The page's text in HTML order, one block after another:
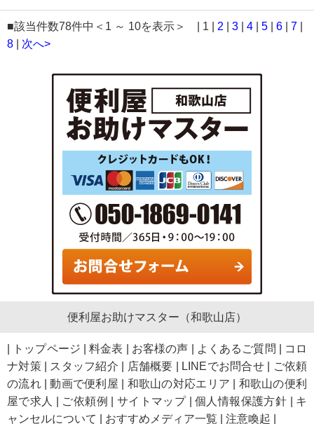
■該当件数78件中＜1 ～ 10を表示＞ | 1 | 2 3 4 5 6 7
8
次へ>
便利屋お助けマスター（和歌山店）
トップページ |料金表 お客様の声 よくあるご質問
コロ
ナ対策| スタッフ紹介 店舗概要 LINEでお問合せ|
ご依頼
の流れ|動画で便利屋 和歌山の対応エリア
和歌山の便利
屋で求人
ご依頼例 サイトマップ|個人情報保護方針
キ
ャンセルについて
おすすめメディア一覧 注意喚起